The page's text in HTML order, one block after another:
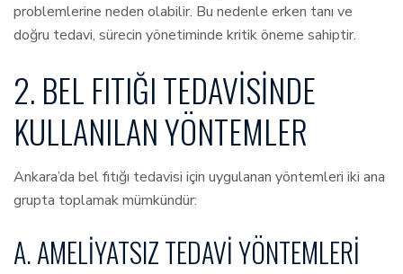
problemlerine neden olabilir. Bu nedenle erken tanı ve
doğru tedavi, sürecin yönetiminde kritik öneme sahiptir.
2. BEL FITIĞI TEDAVISINDE
KULLANILAN YÖNTEMLER
Ankara’da bel fıtığı tedavisi için uygulanan yöntemleri iki ana
grupta toplamak mümkündür:
A. AMELIYATSIZ TEDAVI YÖNTEMLERI